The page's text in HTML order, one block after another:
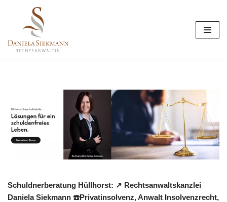
Inhalt
springen
Schuldnerberatung Hüllhorst: ↗️ Rechtsanwaltskanzlei
Daniela Siekmann ☎️Privatinsolvenz, Anwalt Insolvenzrecht,